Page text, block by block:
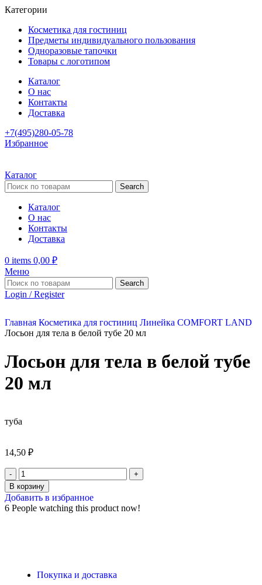
Категории
Косметика для гостиниц
Предметы индивидуального пользования
Одноразовые тапочки
Товары с логотипом
Каталог
О нас
Контакты
Доставка
+7(495)280-05-78
Избранное
Каталог
Search
Каталог
О нас
Контакты
Доставка
0 items 0,00 ₽
Меню
Search
Login / Register
Главная Косметика для гостиниц Линейка COMFORT LAND
Лосьон для тела в белой тубе 20 мл
Лосьон для тела в белой тубе
20 мл
туба
14,50 ₽
В корзину
Добавить в избранное
6 People watching this product now!
Покупка и доставка